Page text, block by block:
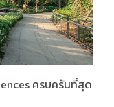
ครบครันที่สุด